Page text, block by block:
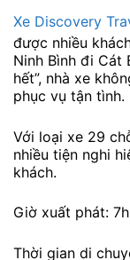
Xe Discovery
được nhiều
Ninh Bình đi Cát
hết”, nhà xe
phục vụ tận tình.
Với loại xe 29
nhiều tiện nghi
khách.
Giờ xuất phát:
Thời gian di